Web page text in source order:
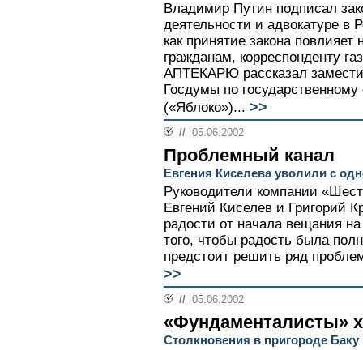
Владимир Путин подписал
деятельности и адвокатуре
как принятие закона
гражданам, корреспонденту
АПТЕКАРЮ рассказал
Госдумы по
(«Яблоко»)... >>
// 05.06.2002
Проблемный канал
Евгения Киселева уволили с
Руководители компании
Евгений Киселев и Григорий
радости от начала вещания
того, чтобы радость была
предстоит решить ряд
>>
// 05.06.2002
«Фундаменталисты»
Столкновения в пригороде Баку